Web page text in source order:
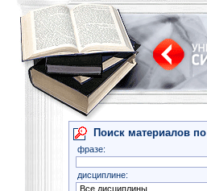
Поиск материалов по
фразе:
дисциплине: